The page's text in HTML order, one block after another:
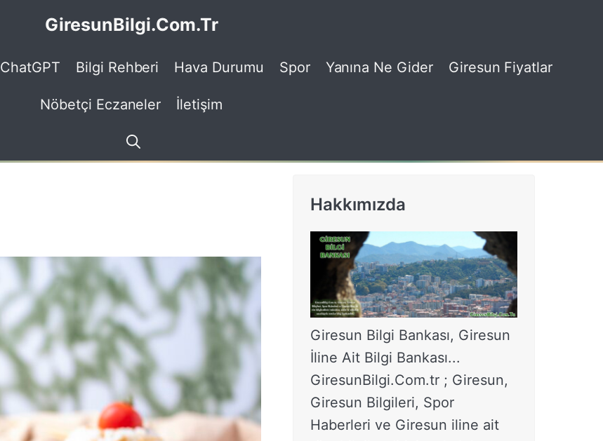
GiresunBilgi.Com.Tr
ChatGPT Bilgi Rehberi Hava Durumu Spor Yanına Ne Gider Giresun Fiyatlar
Nöbetçi Eczaneler İletişim
Hakkımızda
Giresun Bilgi Bankası, Giresun
İline Ait Bilgi Bankası...
GiresunBilgi.Com.tr ; Giresun,
Giresun Bilgileri, Spor
Haberleri ve Giresun iline ait